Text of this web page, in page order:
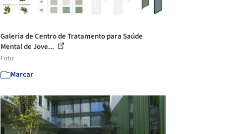
Galeria de Centro de Tratamento para Saúde
Mental de Jove...
Foto
Marcar